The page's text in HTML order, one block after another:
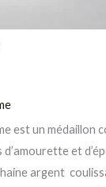
est un médaillon
et
argent